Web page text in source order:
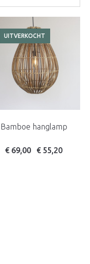
UITVERKOCHT
Bamboe hanglamp
Oorspronkelijke prijs
€ 69,00Huidige prijs is:
€ 55,20